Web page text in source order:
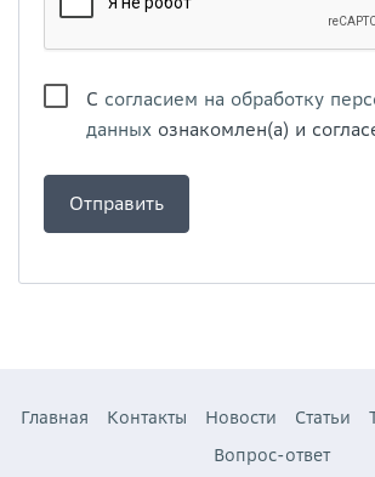
С согласием на обработку
данных ознакомлен(а) и
Главная Контакты Новости Статьи
Вопрос-ответ